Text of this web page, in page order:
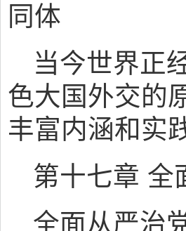
同体
当今世界正
色大国外交的
丰富内涵和实
第十七章 全
全面从严治